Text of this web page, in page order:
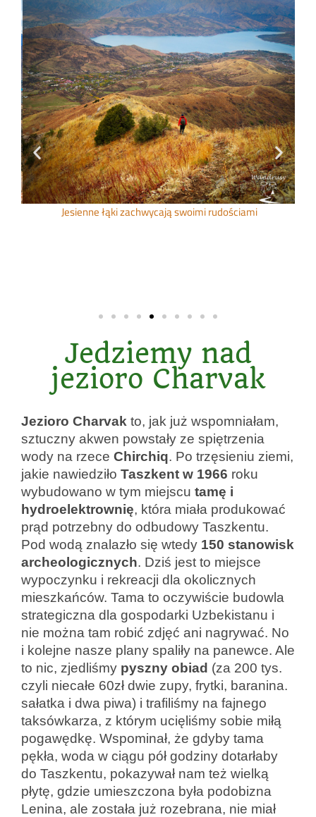
Jesienne łąki zachwycają swoimi rudościami
Jedziemy nad
jezioro Charvak
Jezioro Charvak to, jak już wspomniałam,
sztuczny akwen powstały ze spiętrzenia
wody na rzece Chirchiq. Po trzęsieniu ziemi,
jakie nawiedziło Taszkent w 1966 roku
wybudowano w tym miejscu tamę i
hydroelektrownię, która miała produkować
prąd potrzebny do odbudowy Taszkentu.
Pod wodą znalazło się wtedy 150 stanowisk
archeologicznych. Dziś jest to miejsce
wypoczynku i rekreacji dla okolicznych
mieszkańców. Tama to oczywiście budowla
strategiczna dla gospodarki Uzbekistanu i
nie można tam robić zdjęć ani nagrywać. No
i kolejne nasze plany spaliły na panewce. Ale
to nic, zjedliśmy pyszny obiad (za 200 tys.
czyli niecałe 60zł dwie zupy, frytki, baranina.
sałatka i dwa piwa) i trafiliśmy na fajnego
taksówkarza, z którym ucięliśmy sobie miłą
pogawędkę. Wspominał, że gdyby tama
pękła, woda w ciągu pół godziny dotarłaby
do Taszkentu, pokazywał nam też wielką
płytę, gdzie umieszczona była podobizna
Lenina, ale została już rozebrana, nie miał